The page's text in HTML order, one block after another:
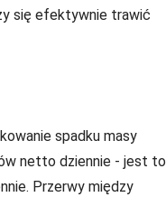
się efektywnie trawić
spadku masy
netto dziennie - jest to
Przerwy między